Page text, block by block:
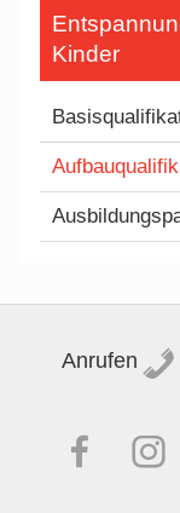
Kinder
Anrufen